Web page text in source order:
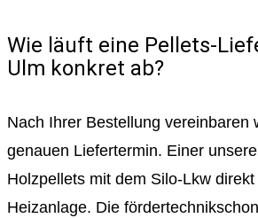
Wie läuft eine Pellets-
Ulm konkret ab?
Nach Ihrer Bestellung vereinbaren
genauen Liefertermin. Einer
Holzpellets mit dem Silo-Lkw
Heizanlage. Die